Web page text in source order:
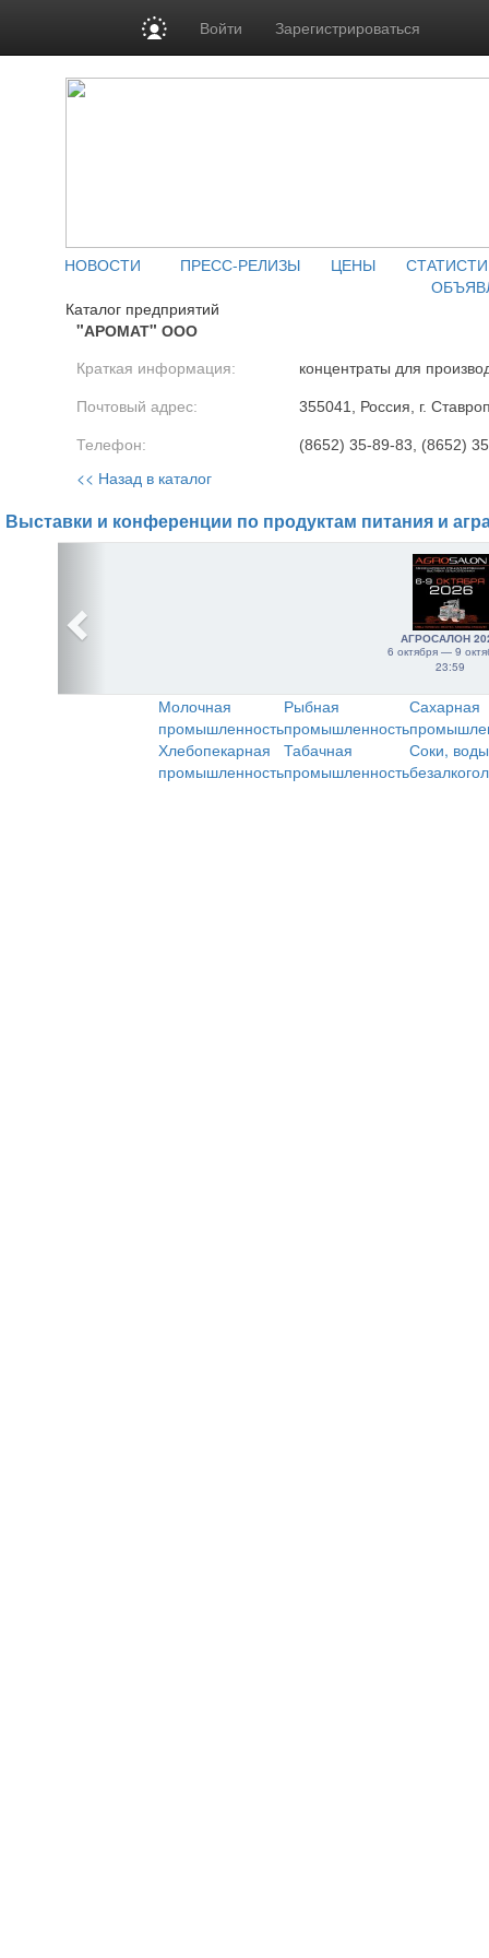
Войти Зарегистрироваться
НОВОСТИ ПРЕСС-РЕЛИЗЫ ЦЕНЫ
Каталог предприятий
"АРОМАТ" ООО
Краткая информация: концентраты для
Почтовый адрес: 355041, Россия, г.
Телефон: (8652) 35-89-83, (8652)
<< Назад в каталог
Выставки и конференции по продуктам питания и
АГРОСАЛОН
6 октября — 9
23:59
Молочная
промышленность
Рыбная
промышленность
Сахарная
Хлебопекарная
промышленность
Табачная
промышленность
Соки,